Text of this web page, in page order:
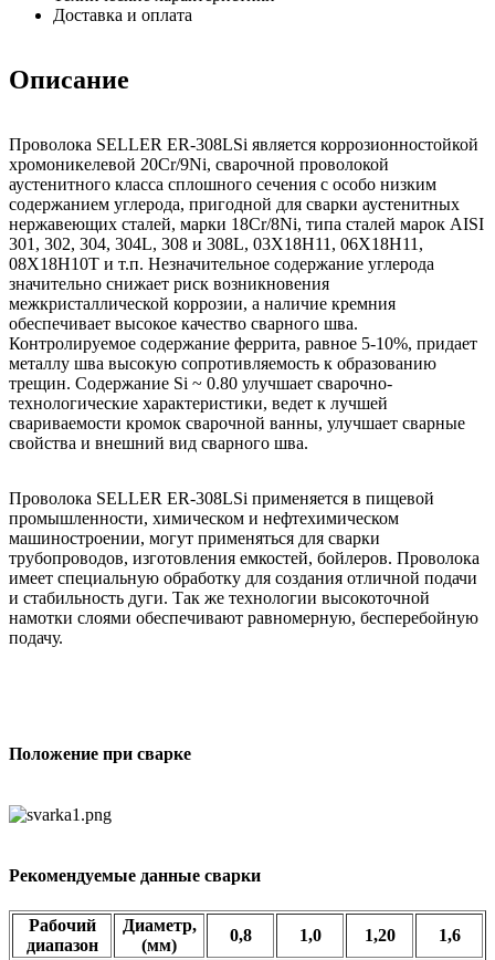
Доставка и оплата
Описание
Проволока SELLER ER-308LSi является коррозионностойкой
хромоникелевой 20Cr/9Ni, сварочной проволокой
аустенитного класса сплошного сечения с особо низким
содержанием углерода, пригодной для сварки аустенитных
нержавеющих сталей, марки 18Cr/8Ni, типа сталей марок AISI
301, 302, 304, 304L, 308 и 308L, 03Х18Н11, 06Х18Н11,
08Х18Н10Т и т.п. Незначительное содержание углерода
значительно снижает риск возникновения
межкристаллической коррозии, а наличие кремния
обеспечивает высокое качество сварного шва.
Контролируемое содержание феррита, равное 5-10%, придает
металлу шва высокую сопротивляемость к образованию
трещин. Содержание Si ~ 0.80 улучшает сварочно-
технологические характеристики, ведет к лучшей
свариваемости кромок сварочной ванны, улучшает сварные
свойства и внешний вид сварного шва.
Проволока SELLER ER-308LSi применяется в пищевой
промышленности, химическом и нефтехимическом
машиностроении, могут применяться для сварки
трубопроводов, изготовления емкостей, бойлеров. Проволока
имеет специальную обработку для создания отличной подачи
и стабильность дуги. Так же технологии высокоточной
намотки слоями обеспечивают равномерную, бесперебойную
подачу.
Положение при сварке
Рекомендуемые данные сварки
Рабочий
диапазон
Диаметр,
(мм)
0,8 1,0 1,20 1,6